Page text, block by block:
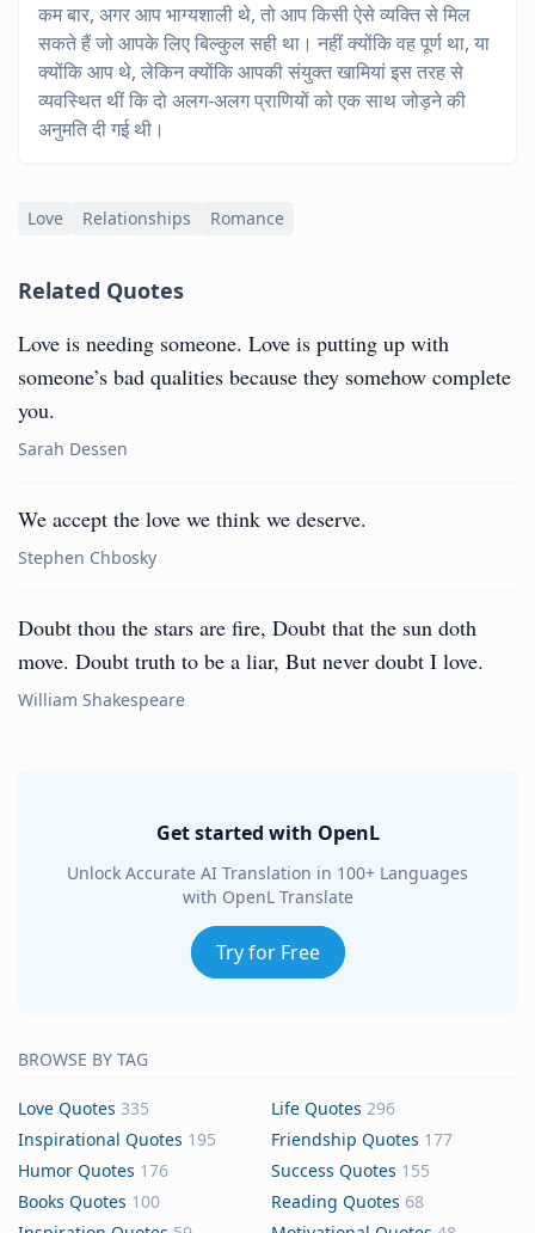
कम बार, अगर आप भाग्यशाली थे, तो आप किसी ऐसे व्यक्ति से मिल
सकते हैं जो आपके लिए बिल्कुल सही था। नहीं क्योंकि वह पूर्ण था, या
क्योंकि आप थे, लेकिन क्योंकि आपकी संयुक्त खामियां इस तरह से
व्यवस्थित थीं कि दो अलग-अलग प्राणियों को एक साथ जोड़ने की
अनुमति दी गई थी।
Love Relationships Romance
Related Quotes
Love is needing someone. Love is putting up with
someone’s bad qualities because they somehow complete
you.
Sarah Dessen
We accept the love we think we deserve.
Stephen Chbosky
Doubt thou the stars are fire, Doubt that the sun doth
move. Doubt truth to be a liar, But never doubt I love.
William Shakespeare
Get started with OpenL
Unlock Accurate AI Translation in 100+ Languages
with OpenL Translate
Try for Free
BROWSE BY TAG
Love Quotes 335 Life Quotes 296
Inspirational Quotes 195 Friendship Quotes 177
Humor Quotes 176 Success Quotes 155
Books Quotes 100 Reading Quotes 68